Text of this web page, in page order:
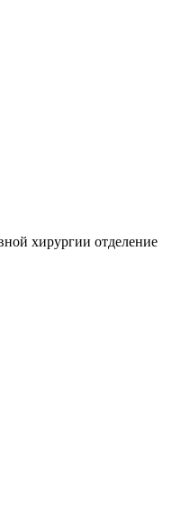
хирургии отделение